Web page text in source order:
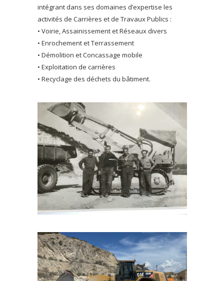
intégrant dans ses domaines d’expertise les
activités de Carrières et de Travaux Publics :
• Voirie, Assainissement et Réseaux divers
• Enrochement et Terrassement
• Démolition et Concassage mobile
• Exploitation de carrières
• Recyclage des déchets du bâtiment.